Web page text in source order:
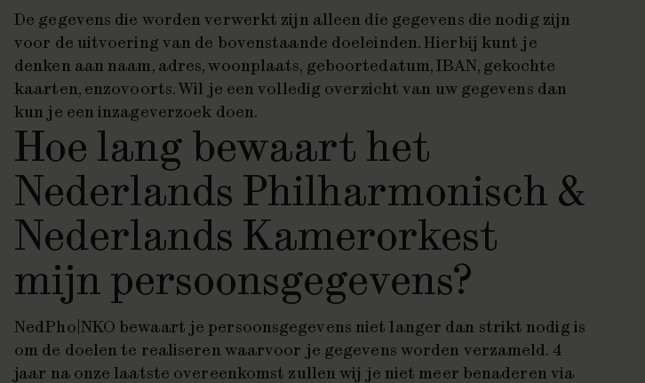
De gegevens die worden verwerkt zijn alleen die gegevens die nodig zijn
voor de uitvoering van de bovenstaande doeleinden. Hierbij kunt je
denken aan naam, adres, woonplaats, geboortedatum, IBAN, gekochte
kaarten, enzovoorts. Wil je een volledig overzicht van uw gegevens dan
kun je een inzageverzoek doen.
Hoe lang bewaart het
Nederlands Philharmonisch &
Nederlands Kamerorkest
mijn persoonsgegevens?
NedPho|NKO bewaart je persoonsgegevens niet langer dan strikt nodig is
om de doelen te realiseren waarvoor je gegevens worden verzameld. 4
jaar na onze laatste overeenkomst zullen wij je niet meer benaderen via